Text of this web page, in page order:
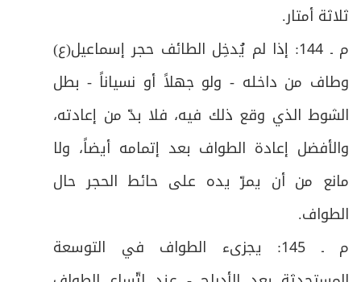
ثلاثة أمتار.
م ـ 144: إذا لم يُدخِل الطائف حجر إسماعيل(ع)
وطاف من داخله - ولو جهلاً أو نسياناً - بطل
الشوط الذي وقع ذلك فيه، فلا بدّ من إعادته،
والأفضل إعادة الطواف بعد إتمامه أيضاً، ولا
مانع من أن يمرّ يده على حائط الحجر حال
الطواف.
م ـ 145: يجزىء الطواف في التوسعة
78 المبحث الثاني: في أحكام المحصور
ص
79 أدعية
ص
80 زيـارة النبـي(ص)
ص
81 زيـارة أميـن اللـه
ص
82 دعـاء ليلـة عرفـة
83 دعاء الإمام الحسين(ع) يوم عرفة
ص